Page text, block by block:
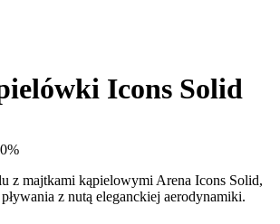
Icons Solid
z majtkami kąpielowymi Arena Icons Solid,
z nutą eleganckiej aerodynamiki.